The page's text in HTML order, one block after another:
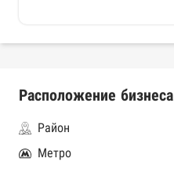
Расположение бизнеса
Район
Метро